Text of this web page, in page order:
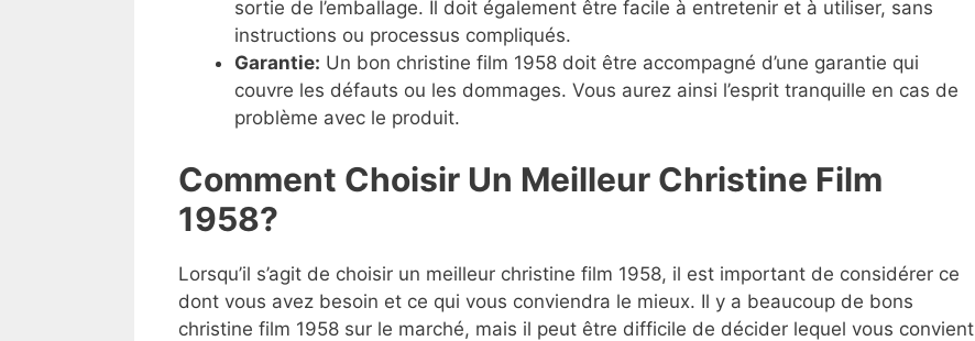
sortie de l’emballage. Il doit également être facile à entretenir et à utiliser, sans
instructions ou processus compliqués.
Garantie: Un bon christine film 1958 doit être accompagné d’une garantie qui
couvre les défauts ou les dommages. Vous aurez ainsi l’esprit tranquille en cas de
problème avec le produit.
Comment Choisir Un Meilleur Christine Film
1958?
Lorsqu’il s’agit de choisir un meilleur christine film 1958, il est important de considérer ce
dont vous avez besoin et ce qui vous conviendra le mieux. Il y a beaucoup de bons
christine film 1958 sur le marché, mais il peut être difficile de décider lequel vous convient